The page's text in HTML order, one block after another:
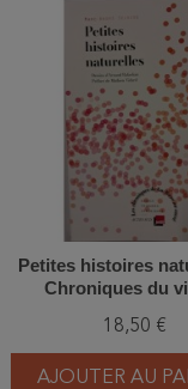
Petites histoires
Chroniques du
18,50 €
AJOUTER AU